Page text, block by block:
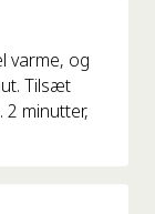
varme, og
Tilsæt
2 minutter,